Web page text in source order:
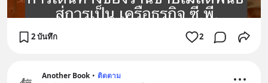
2 บันทึก 2
Another Book • ติดตาม